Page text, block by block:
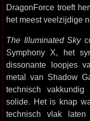
DragonForce troeft
het meest veelzijdige
The Illuminated Sky
Symphony X, het
dissonante loopjes
metal van Shadow
technisch
solide. Het is knap
technisch vlak